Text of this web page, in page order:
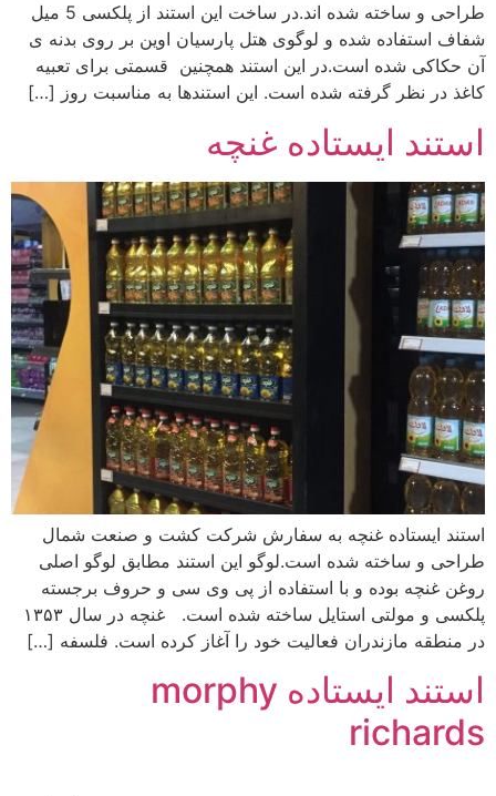
طراحی و ساخته شده اند.در ساخت این استند از پلکسی 5 میل
شفاف استفاده شده و لوگوی هتل پارسیان اوین بر روی بدنه ی
آن حکاکی شده است.در این استند همچنین قسمتی برای تعبیه
کاغذ در نظر گرفته شده است. این استندها به مناسبت روز […]
استند ایستاده غنچه
استند ایستاده غنچه به سفارش شرکت کشت و صنعت شمال
طراحی و ساخته شده است.لوگو این استند مطابق لوگو اصلی
روغن غنچه بوده و با استفاده از پی وی سی و حروف برجسته
پلکسی و مولتی استایل ساخته شده است. غنچه در سال ۱۳۵۳
در منطقه مازندران فعالیت خود را آغاز کرده است. فلسفه […]
استند ایستاده morphy
richards